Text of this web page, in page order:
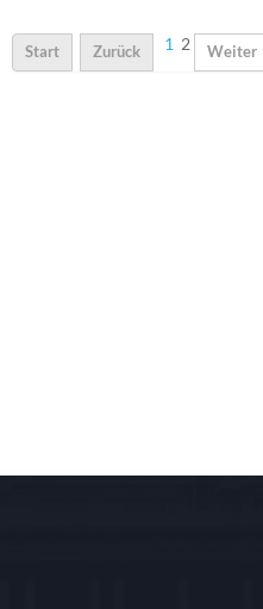
Start Zurück 1 2 Weiter